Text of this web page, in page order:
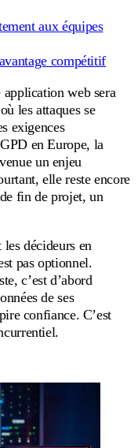
aux équipes
compétitif
web sera
les attaques se
exigences
en Europe, la
un enjeu
elle reste encore
fin de projet, un
décideurs en
pas optionnel.
c’est d’abord
de ses
confiance. C’est